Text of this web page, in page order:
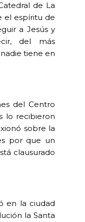
de La
el espíritu de
a Jesús y
del más
tiene en
del Centro
lo recibieron
sobre la
por que un
clausurado
en la ciudad
la Santa